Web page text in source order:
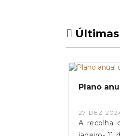
Plano
27-DEZ-
A recolha